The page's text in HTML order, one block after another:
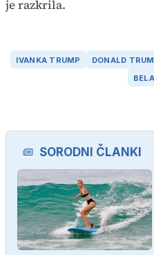
je razkrila.
IVANKA TRUMP DONALD
SORODNI ČLANKI